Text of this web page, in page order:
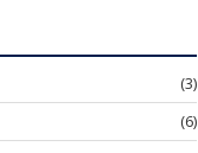
(3)
(6)